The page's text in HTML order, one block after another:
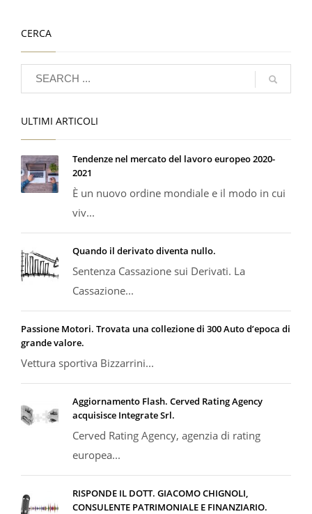
CERCA
ULTIMI ARTICOLI
Tendenze nel mercato del lavoro europeo 2020-
2021
È un nuovo ordine mondiale e il modo in cui
viv...
Quando il derivato diventa nullo.
Sentenza Cassazione sui Derivati. La
Cassazione...
Passione Motori. Trovata una collezione di 300 Auto d’epoca di
grande valore.
Vettura sportiva Bizzarrini...
Aggiornamento Flash. Cerved Rating Agency
acquisisce Integrate Srl.
Cerved Rating Agency, agenzia di rating
europea...
RISPONDE IL DOTT. GIACOMO CHIGNOLI,
CONSULENTE PATRIMONIALE E FINANZIARIO.